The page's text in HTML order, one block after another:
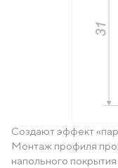
Создают эффект
Монтаж профиля
напольного покрытия